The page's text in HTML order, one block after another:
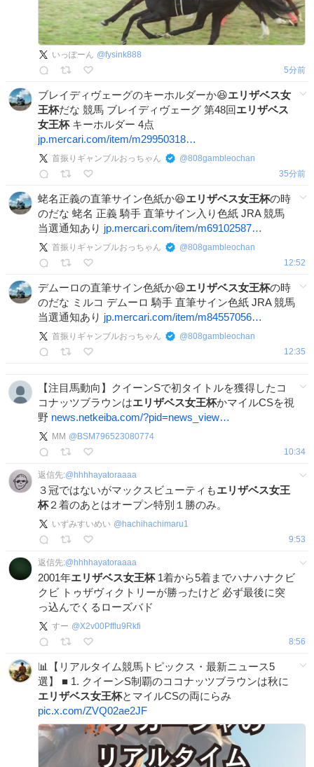
いっぽーん @fysink888
6分前
ブレイディヴェーグのキーホルダーか😆エリザベス女
王杯だな 競馬 ブレイディヴェーグ 第48回エリザベス
女王杯キーホルダー 4点
jp.mercari.com/item/m29950318…
首振りギャンブルおっちゃん @808gambleochan
35分前
蛯名正義の直筆サイン色紙か😆エリザベス女王杯の時
のだな 蛯名 正義 騎手 直筆サイン入り色紙 JRA 競馬
当選通知あり jp.mercari.com/item/m69102587…
首振りギャンブルおっちゃん @808gambleochan
12:52
デムーロの直筆サイン色紙か😆エリザベス女王杯の時
のだな ミルコ デムーロ 騎手 直筆サイン色紙 JRA 競馬
当選通知あり jp.mercari.com/item/m84557056…
首振りギャンブルおっちゃん @808gambleochan
12:35
【注目馬動向】クイーンSで初タイトルを獲得したコ
コナッツブラウンはエリザベス女王杯かマイルCSを視
野 news.netkeiba.com/?pid=news_view…
MM @ BSM796523080774
10:34
返信先:@ hhhhayatoraaaa
３冠ではないがマックスビューティもエリザベス女王
杯２着のあとはオープン特別１勝のみ。
いずみすいめい @ hachihachimaru1
9:53
返信先:@ hhhhayatoraaaa
2001年エリザベス女王杯1着から5着までハナハナクビ
クビ トゥザヴィクトリーが勝ったけど 必ず最後に突
っ込んでくるローズバド
すー @X2v00Pfflu9Rkfi
8:56
📊【リアルタイム競馬トピックス・最新ニュース5
選】 ■ 1. クイーンS制覇のココナッツブラウンは秋に
エリザベス女王杯とマイルCSの両にらみ
pic.x.com/ZVQ02ae2JF